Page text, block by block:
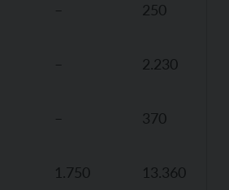
– 250
– 2.230
– 370
1.750 13.360